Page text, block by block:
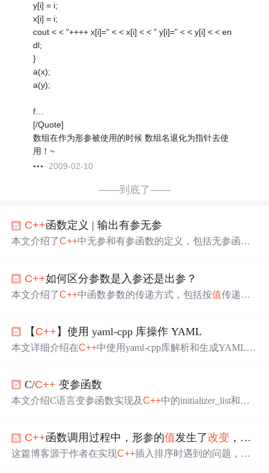
y[i] = i;
x[i] = i;
cout < < "++++ x[i]=" < < x[i] < < " y[i]=" < < y[i] < < en
dl;
}
a(x);
a(y);
f…
[/Quote]
数组在作为形参被使用的时候 数组名退化为指针去使
用！~
2009-02-10
——到底了——
C++函数定义 | 输出有参无参
本文介绍了C++中无参和有参函数的定义，包括无参函数
知识点。
C++如何区分参数是入参还是出参？
本文介绍了C++中函数参数的传递方式，包括按值传递、
入参，而指针或引用则可以作为入参或出参，const修饰的
引用或指针则确保参数为只读。理解这些概念有助于编写
【 C++ 】使用 yaml-cpp 库操作 YAML
本文详细介绍在C++中使用yaml-cpp库解析和生成YAML格
装方式，最后给出生成和读取YAML的示例及编译命令。
C/C++ 变参函数
本文介绍C语言变参函数实现及C++中的initializer_list和可
C++函数调用过程中，形参的值发生了改变 ，实参的
这篇博客源于作者在实现C++插入排序时遇到的问题，函